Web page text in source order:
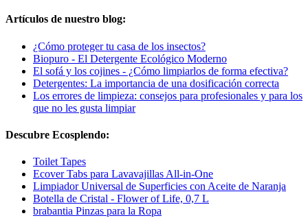
Artículos de nuestro blog:
¿Cómo proteger tu casa de los insectos?
Biopuro - El Detergente Ecológico Moderno
El sofá y los cojines - ¿Cómo limpiarlos de forma efectiva?
Detergentes: La importancia de una dosificación correcta
Los errores de limpieza: consejos para profesionales y para los
que no les gusta limpiar
Descubre Ecosplendo:
Toilet Tapes
Ecover Tabs para Lavavajillas All-in-One
Limpiador Universal de Superficies con Aceite de Naranja
Botella de Cristal - Flower of Life, 0,7 L
brabantia Pinzas para la Ropa